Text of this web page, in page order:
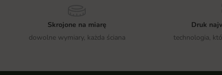
Skrojone na miarę
dowolne wymiary, każda ściana
Druk
technologia,